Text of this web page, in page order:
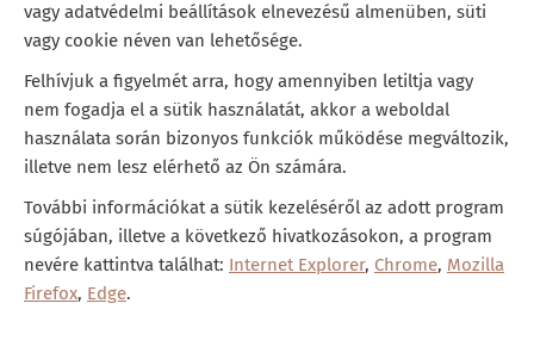
vagy adatvédelmi beállítások elnevezésű almenüben, süti
vagy cookie néven van lehetősége.
Felhívjuk a figyelmét arra, hogy amennyiben letiltja vagy
nem fogadja el a sütik használatát, akkor a weboldal
használata során bizonyos funkciók működése megváltozik,
illetve nem lesz elérhető az Ön számára.
További információkat a sütik kezeléséről az adott program
súgójában, illetve a következő hivatkozásokon, a program
nevére kattintva találhat: Internet Explorer, Chrome, Mozilla
Firefox, Edge.